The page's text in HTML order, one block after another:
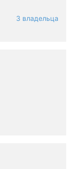
3 владельца